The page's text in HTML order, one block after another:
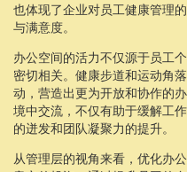
也体现了企业对员工健康管理
与满意度。
办公空间的活力不仅源于员工
密切相关。健康步道和运动角
动，营造出更为开放和协作的
境中交流，不仅有助于缓解工
的迸发和团队凝聚力的提升。
从管理层的视角来看，优化办